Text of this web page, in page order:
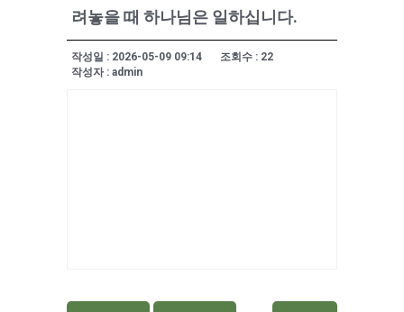
려놓을 때 하나님은 일하십니다.
작성일 : 2026-05-09 09:14
조회수 : 22
작성자 : admin